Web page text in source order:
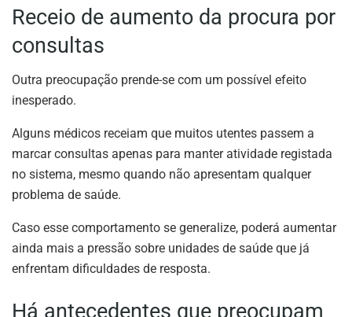
Receio de aumento da procura por
consultas
Outra preocupação prende-se com um possível efeito
inesperado.
Alguns médicos receiam que muitos utentes passem a
marcar consultas apenas para manter atividade registada
no sistema, mesmo quando não apresentam qualquer
problema de saúde.
Caso esse comportamento se generalize, poderá aumentar
ainda mais a pressão sobre unidades de saúde que já
enfrentam dificuldades de resposta.
Há antecedentes que preocupam